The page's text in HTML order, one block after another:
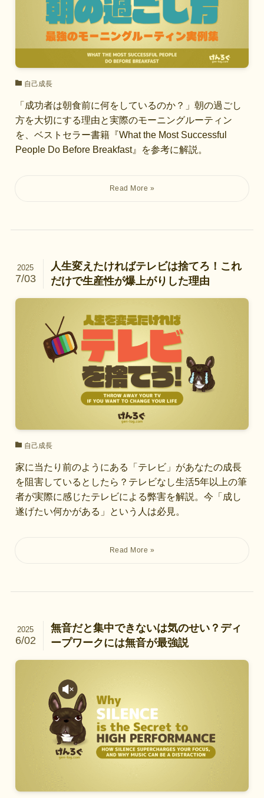
自己成長
「成功者は朝食前に何をしているのか？」朝の過ごし
方を大切にする理由と実際のモーニングルーティン
を、ベストセラー書籍『What the Most Successful
People Do Before Breakfast』を参考に解説。
人生変えたければテレビは捨てろ！これ
だけで生産性が爆上がりした理由
2025
7/03
自己成長
家に当たり前のようにある「テレビ」があなたの成長
を阻害しているとしたら？テレビなし生活5年以上の筆
者が実際に感じたテレビによる弊害を解説。今「成し
遂げたい何かがある」という人は必見。
無音だと集中できないは気のせい？ディ
ープワークには無音が最強説
2025
6/02